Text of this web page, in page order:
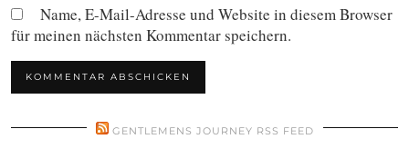
Name, E-Mail-Adresse und Website in diesem Browser
für meinen nächsten Kommentar speichern.
GENTLEMENS JOURNEY RSS FEED